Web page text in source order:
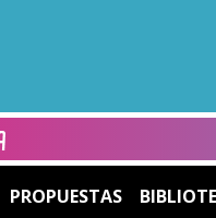
PROPUESTAS